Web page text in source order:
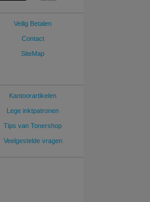
Veilig Betalen
Contact
SiteMap
Kantoorartikelen
Lege inktpatronen
Tips van Tonershop
Veelgestelde vragen